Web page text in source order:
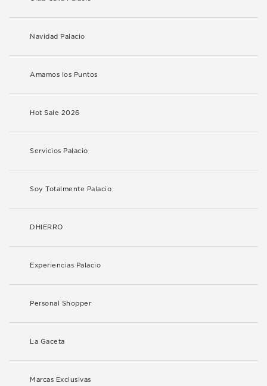
Navidad Palacio
Amamos los Puntos
Hot Sale 2026
Servicios Palacio
Soy Totalmente Palacio
DHIERRO
Experiencias Palacio
Personal Shopper
La Gaceta
Marcas Exclusivas